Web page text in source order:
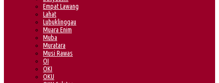
Empat Lawang
Lahat
Lubuklinggau
Muara Enim
Muba
Muratara
Musi Rawas
OI
OKI
OKU